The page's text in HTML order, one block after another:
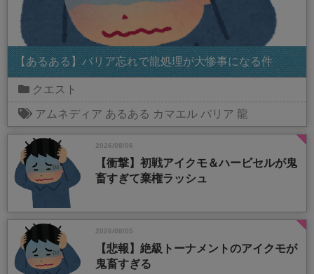
【あるある】バリア忘れで龍処理が大惨事になる件
クエスト
アムネディア あるある カマエル バリア 龍
2026/08/06
【衝撃】初戦アイクモ＆ハービセルが鬼
畜すぎて棄権ラッシュ
2026/08/05
【悲報】絶級トーナメントのアイクモが
鬼畜すぎる